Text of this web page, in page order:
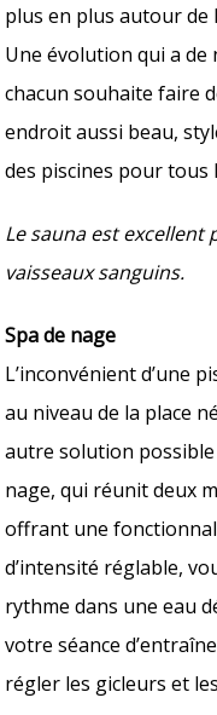
plus en plus autour de
Une évolution qui a de
chacun souhaite faire
endroit aussi beau,
des piscines pour tous
Le sauna est excellent
vaisseaux sanguins.
Spa de nage
L’inconvénient d’une
au niveau de la place
autre solution possible
nage, qui réunit deux
offrant une
d’intensité réglable,
rythme dans une eau
votre séance
régler les gicleurs et